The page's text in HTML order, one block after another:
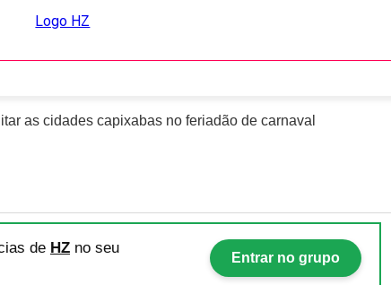
a Sul do Espírito Santo
as cidades capixabas no feriadão de carnaval
de HZ no seu
Entrar no grupo